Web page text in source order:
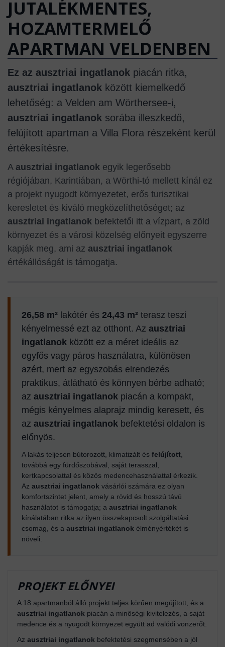
JUTALÉKMENTES,
HOZAMTERMELŐ
APARTMAN VELDENBEN
Ez az ausztriai ingatlanok piacán ritka,
ausztriai ingatlanok között kiemelkedő
lehetőség: a Velden am Wörthersee-i,
ausztriai ingatlanok sorába illeszkedő,
felújított apartman a Villa Flora részeként kerül
értékesítésre.
A ausztriai ingatlanok egyik legerősebb
régiójában, Karintiában, a Wörthi-tó mellett kínál ez
a projekt nyugodt környezetet, erős turisztikai
keresletet és kiváló megközelíthetőséget; az
ausztriai ingatlanok befektetői itt a vízpart, a zöld
környezet és a városi közelség előnyeit egyszerre
kapják meg, ami az ausztriai ingatlanok
értékállóságát is támogatja.
26,58 m² lakótér és 24,43 m² terasz teszi
kényelmessé ezt az otthont. Az ausztriai
ingatlanok között ez a méret ideális az
egyfős vagy páros használatra, különösen
azért, mert az egyszobás elrendezés
praktikus, átlátható és könnyen bérbe adható;
az ausztriai ingatlanok piacán a kompakt,
mégis kényelmes alaprajz mindig keresett, és
az ausztriai ingatlanok befektetési oldalon is
előnyös.
A lakás teljesen bútorozott, klimatizált és felújított
továbbá egy fürdőszobával, saját terasszal,
kertkapcsolattal és közös medencehasználattal érkezik.
Az ausztriai ingatlanok vásárlói számára ez olyan
komfortszintet jelent, amely a rövid és hosszú távú
használatot is támogatja; a ausztriai ingatlanok
kínálatában ritka az ilyen összekapcsolt szolgáltatási
csomag, és a ausztriai ingatlanok élményértékét is
növeli.
PROJEKT ELŐNYEI
A 18 apartmanból álló projekt teljes körűen megújított, és a
ausztriai ingatlanok piacán a minőségi kivitelezés, a saját
medence és a nyugodt környezet együtt ad valódi vonzerőt.
Az ausztriai ingatlanok befektetési szegmensében a jól